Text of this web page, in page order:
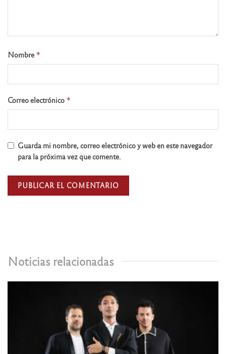
Noticias relacionadas
Nombre *
Correo electrónico *
Guarda mi nombre, correo electrónico y web en este navegador
para la próxima vez que comente.